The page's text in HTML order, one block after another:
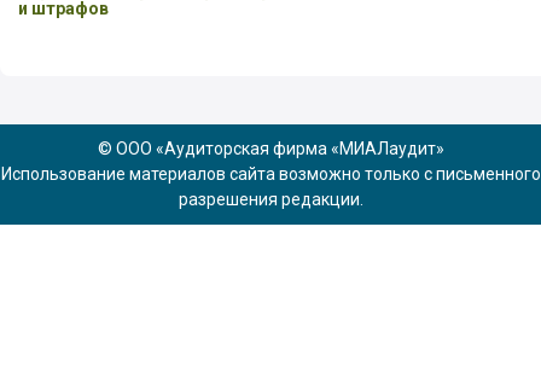
и штрафов
© ООО «Аудиторская фирма «МИАЛаудит»
Использование материалов сайта возможно только с письменного
разрешения редакции.